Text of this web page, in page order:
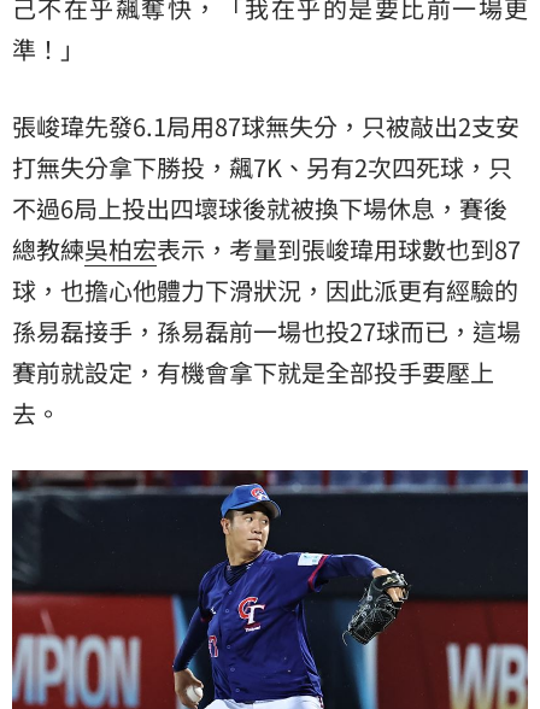
己不在乎飆奪快，「我在乎的是要比前一場更
準！」
張峻瑋先發6.1局用87球無失分，只被敲出2支安
打無失分拿下勝投，飆7K、另有2次四死球，只
不過6局上投出四壞球後就被換下場休息，賽後
總教練吳柏宏表示，考量到張峻瑋用球數也到87
球，也擔心他體力下滑狀況，因此派更有經驗的
孫易磊接手，孫易磊前一場也投27球而已，這場
賽前就設定，有機會拿下就是全部投手要壓上
去。